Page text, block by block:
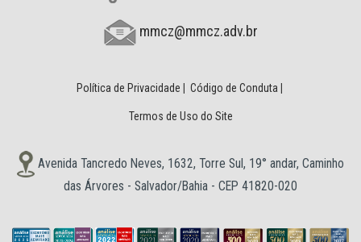
mmcz@mmcz.adv.br
Política de Privacidade Código de Conduta
Termos de Uso do Site
Avenida Tancredo Neves, 1632, Torre Sul, 19° andar, Caminho
das Árvores - Salvador/Bahia - CEP 41820-020